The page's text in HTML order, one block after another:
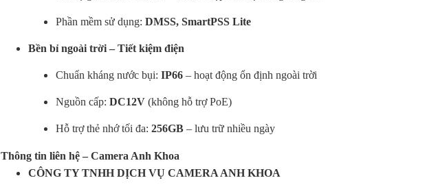
Phần mềm sử dụng: DMSS, SmartPSS Lite
Bền bỉ ngoài trời – Tiết kiệm điện
Chuẩn kháng nước bụi: IP66– hoạt động ổn định ngoài trời
Nguồn cấp: DC12V(không hỗ trợ PoE)
Hỗ trợ thẻ nhớ tối đa: 256GB– lưu trữ nhiều ngày
Thông tin liên hệ – Camera Anh Khoa
CÔNG TY TNHH DỊCH VỤ CAMERA ANH KHOA